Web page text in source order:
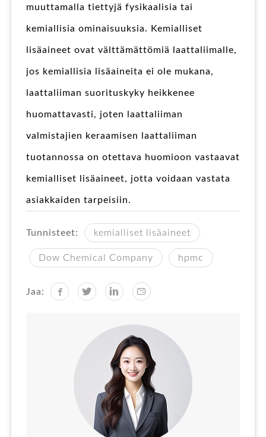
muuttamalla tiettyjä fysikaalisia tai
kemiallisia ominaisuuksia. Kemialliset
lisäaineet ovat välttämättömiä laattaliimalle,
jos kemiallisia lisäaineita ei ole mukana,
laattaliiman suorituskyky heikkenee
huomattavasti, joten laattaliiman
valmistajien keraamisen laattaliiman
tuotannossa on otettava huomioon vastaavat
kemialliset lisäaineet, jotta voidaan vastata
asiakkaiden tarpeisiin.
Tunnisteet: kemialliset lisäaineet
Dow Chemical Company hpmc
Jaa: